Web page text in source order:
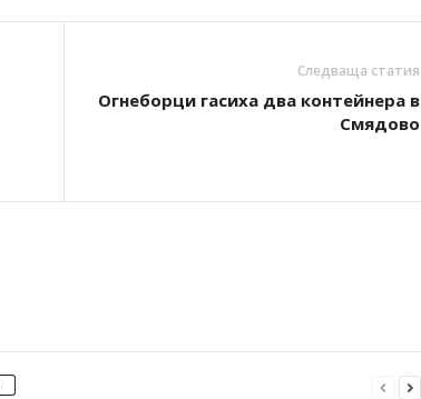
Следваща статия
Огнеборци гасиха два контейнера в
Смядово